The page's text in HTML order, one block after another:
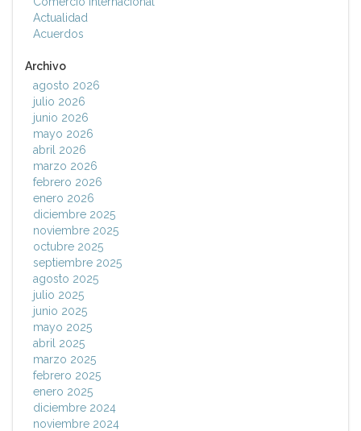
Actualidad
Acuerdos
Archivo
agosto 2026
julio 2026
junio 2026
mayo 2026
abril 2026
marzo 2026
febrero 2026
enero 2026
diciembre 2025
noviembre 2025
octubre 2025
septiembre 2025
agosto 2025
julio 2025
junio 2025
mayo 2025
abril 2025
marzo 2025
febrero 2025
enero 2025
diciembre 2024
noviembre 2024